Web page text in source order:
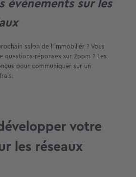
salon de l’immobilier ? Vous
questions-réponses sur Zoom ? Les
pour communiquer sur un
votre
les réseaux